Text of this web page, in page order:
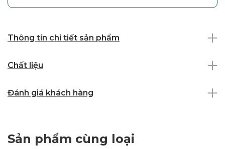
Thông tin chi tiết sản phẩm
Chất liệu
Đánh giá khách hàng
Sản phẩm cùng loại